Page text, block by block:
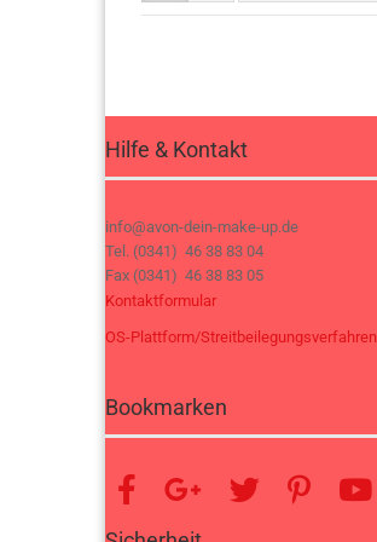
Hilfe & Kontakt
info@avon-dein-make-up.de
Tel. (0341) 46 38 83 04
Fax (0341) 46 38 83 05
Kontaktformular
OS-Plattform/Streitbeilegungsverfahren
Bookmarken